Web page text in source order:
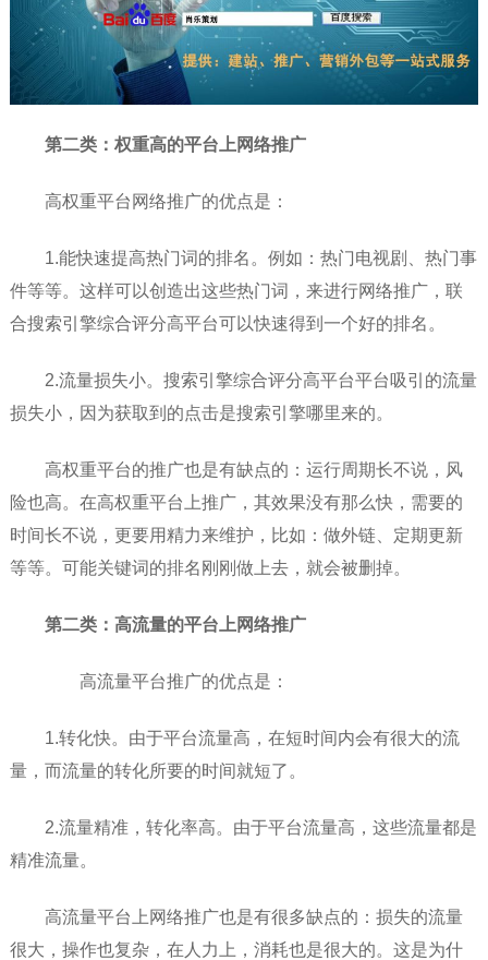
第二类： 权重高的平台上网络推广
高权重平台网络推广的优点是：
1.能快速提高热门词的排名。例如：热门电视剧、热门事
件等等。这样可以创造出这些热门词，来进行网络推广，联
合搜索引擎综合评分高平台可以快速得到一个好的排名。
2.流量损失小。搜索引擎综合评分高平台平台吸引的流量
损失小，因为获取到的点击是搜索引擎哪里来的。
高权重平台的推广也是有缺点的：运行周期长不说，风
险也高。在高权重平台上推广，其效果没有那么快，需要的
时间长不说，更要用精力来维护，比如：做外链、定期更新
等等。可能关键词的排名刚刚做上去，就会被删掉。
第二类： 高流量的平台上网络推广
高流量平台推广的优点是：
1.转化快。由于平台流量高，在短时间内会有很大的流
量，而流量的转化所要的时间就短了。
2.流量精准，转化率高。由于平台流量高，这些流量都是
精准流量。
高流量平台上网络推广也是有很多缺点的：损失的流量
很大，操作也复杂，在人力上，消耗也是很大的。这是为什